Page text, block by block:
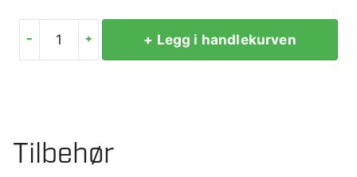
-
SIEVERT
M
antall
+ + Legg i handlekurven
Tilbehør